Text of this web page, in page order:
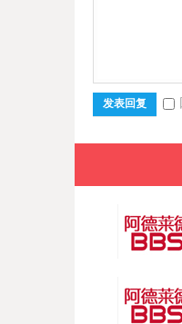
发表回复